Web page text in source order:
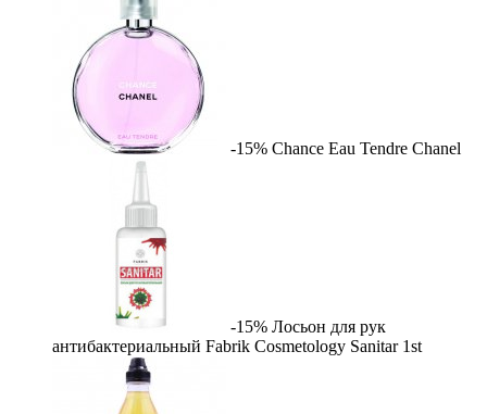
-15% Chance Eau Tendre Chanel
-15% Лосьон для рук
антибактериальный Fabrik Cosmetology Sanitar 1st